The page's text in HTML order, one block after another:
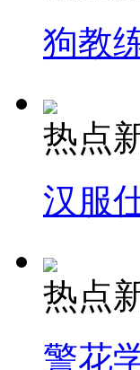
狗教
热点
汉服
热点
警花